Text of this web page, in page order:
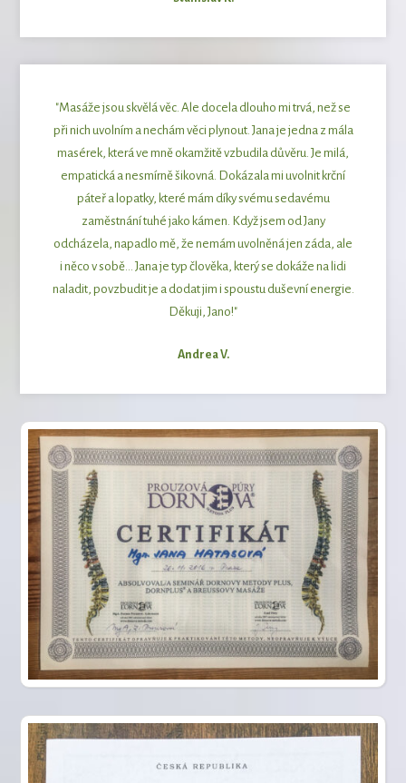
"Masáže jsou skvělá věc. Ale docela dlouho mi trvá, než se
při nich uvolním a nechám věci plynout. Jana je jedna z mála
masérek, která ve mně okamžitě vzbudila důvěru. Je milá,
empatická a nesmírně šikovná. Dokázala mi uvolnit krční
páteř a lopatky, které mám díky svému sedavému
zaměstnání tuhé jako kámen. Když jsem od Jany
odcházela, napadlo mě, že nemám uvolněná jen záda, ale
i něco v sobě... Jana je typ člověka, který se dokáže na lidi
naladit, povzbudit je a dodat jim i spoustu duševní energie.
Děkuji, Jano!"
Andrea V.